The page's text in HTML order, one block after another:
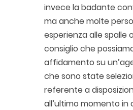
invece la badante
ma anche molte
esperienza alle spalle
consiglio che
affidamento su
che sono state
referente a
all’ultimo momento in